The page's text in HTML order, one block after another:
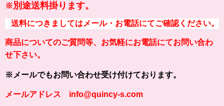
※別途送料掛ります。
送料につきましてはメール・お電話にてご確認ください。
商品についてのご質問等、お気軽にお電話にてお問い合わ
せ下さい。
※メールでもお問い合わせ受け付けております。
メールアドレス info@quincy-s.com